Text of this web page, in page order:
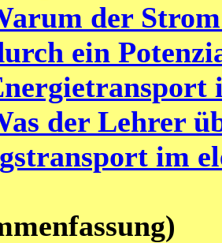
der
ein
der Lehrer
im